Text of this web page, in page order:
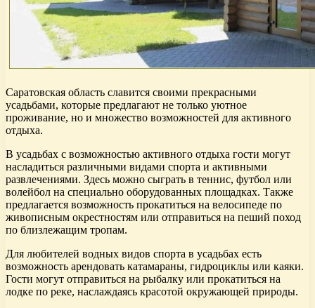
Саратовская область славится своими прекрасными
усадьбами, которые предлагают не только уютное
проживание, но и множество возможностей для активного
отдыха.
В усадьбах с возможностью активного отдыха гости могут
насладиться различными видами спорта и активными
развлечениями. Здесь можно сыграть в теннис, футбол или
волейбол на специально оборудованных площадках. Также
предлагается возможность прокатиться на велосипеде по
живописным окрестностям или отправиться на пеший поход
по близлежащим тропам.
Для любителей водных видов спорта в усадьбах есть
возможность арендовать катамараны, гидроциклы или каяки.
Гости могут отправиться на рыбалку или прокатиться на
лодке по реке, наслаждаясь красотой окружающей природы.